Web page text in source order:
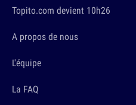
Topito.com devient 10h26
A propos de nous
L'équipe
La FAQ